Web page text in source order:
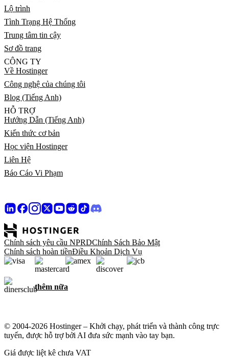
Lộ trình
Tình Trạng Hệ Thống
Trung tâm tin cậy
Sơ đồ trang
CÔNG TY
Về Hostinger
Công nghệ của chúng tôi
Blog (Tiếng Anh)
HỖ TRỢ
Hướng Dẫn (Tiếng Anh)
Kiến thức cơ bản
Học viện Hostinger
Liên Hệ
Báo Cáo Vi Phạm
Chính sách yêu cầu NPRDChính Sách Bảo Mật
Chính sách hoàn tiềnĐiều Khoản Dịch Vụ
thêm nữa
© 2004-2026 Hostinger – Khởi chạy, phát triển và thành công trực
tuyến, được hỗ trợ bởi AI đưa sức mạnh vào tay bạn.
Giá được liệt kê chưa VAT